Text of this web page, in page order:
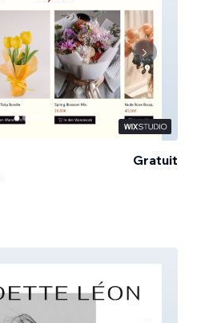
Gratuit